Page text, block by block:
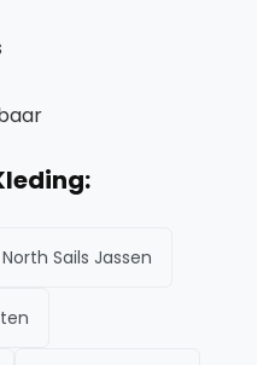
North Sails Jassen